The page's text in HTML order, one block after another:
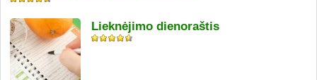
Lieknėjimo dienoraštis